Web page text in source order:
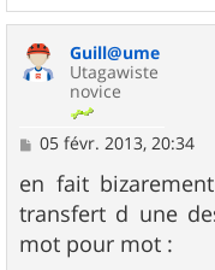
Guill@ume
Utagawiste
novice
M
s
s
a
g
e
05 févr. 2013, 20:34
en fait
transfert d une
mot pour mot :